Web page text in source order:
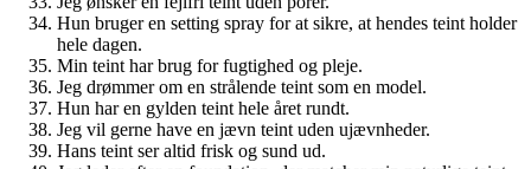
Hun bruger en setting spray for at sikre, at hendes teint holder
hele dagen.
Min teint har brug for fugtighed og pleje.
Jeg drømmer om en strålende teint som en model.
Hun har en gylden teint hele året rundt.
Jeg vil gerne have en jævn teint uden ujævnheder.
Hans teint ser altid frisk og sund ud.